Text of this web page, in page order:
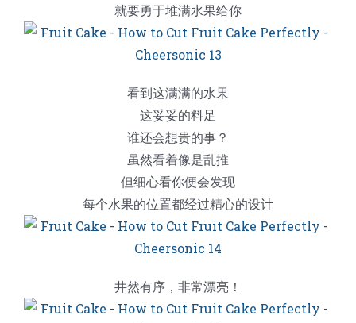
就要勇于堆满水果给你
看到这满满的水果
这妥妥的料足
谁还会想贵的事？
虽然看着像是乱推
但细心看你便会发现
每个水果的位置都经过精心的设计
井然有序，非常漂亮！